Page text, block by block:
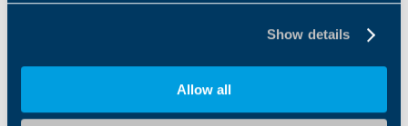
Show details
Allow all